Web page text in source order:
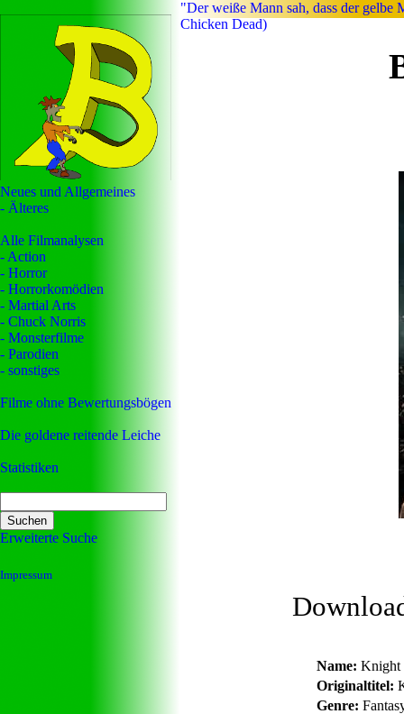
Neues und Allgemeines
- Älteres
Alle Filmanalysen
- Action
- Horror
- Horrorkomödien
- Martial Arts
- Chuck Norris
- Monsterfilme
- Parodien
- sonstiges
Filme ohne Bewertungsbögen
Die goldene reitende Leiche
Statistiken
Erweiterte Suche
Impressum
"Der weiße Mann sah, dass der gelbe
Chicken Dead)
Name: Knight
Originaltitel:
Genre: